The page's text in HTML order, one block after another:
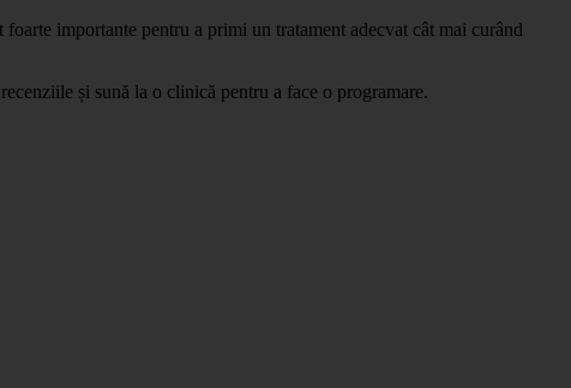
importante pentru a primi un tratament adecvat cât mai curând
și sună la o clinică pentru a face o programare.